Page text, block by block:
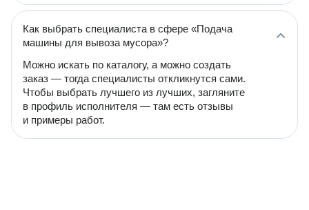
Как выбрать специалиста в сфере «Подача
машины для вывоза мусора»?
Можно искать по каталогу, а можно создать
заказ — тогда специалисты откликнутся сами.
Чтобы выбрать лучшего из лучших, загляните
в профиль исполнителя — там есть отзывы
и примеры работ.